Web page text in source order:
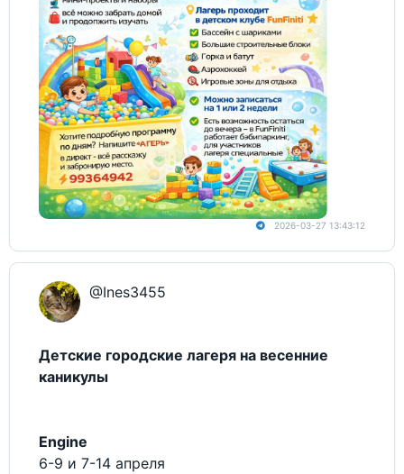
2026-03-27 13:43:12
@Ines3455
Детские городские лагеря на весенние
каникулы
Engine
6-9 и 7-14 апреля